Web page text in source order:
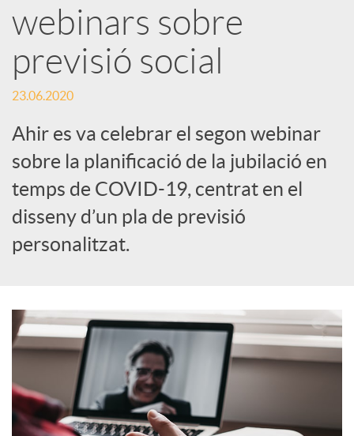
i
c
a
d
o
r
d
e
webinars sobre
previsió social
23.06.2020
Ahir es va celebrar el segon webinar
sobre la planificació de la jubilació en
temps de COVID-19, centrat en el
disseny d’un pla de previsió
personalitzat.